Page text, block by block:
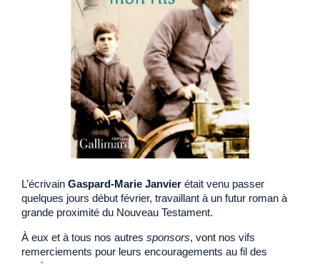
L’écrivain Gaspard-Marie Janvier était venu passer
quelques jours début février, travaillant à un futur roman à
grande proximité du Nouveau Testament.
À eux et à tous nos autres sponsors, vont nos vifs
remerciements pour leurs encouragements au fil des